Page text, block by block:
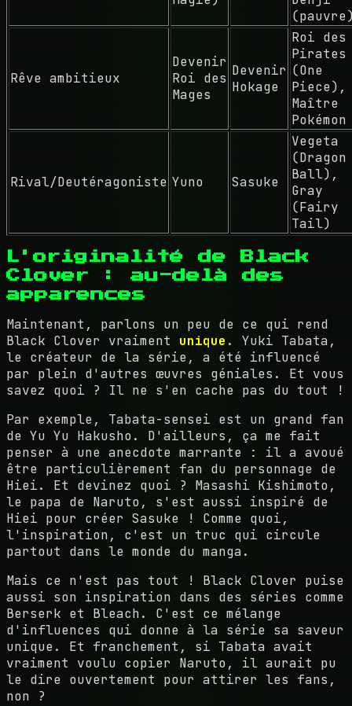
Rêve ambitieux
Devenir
Roi des
Mages
Devenir
Hokage
Roi des
Pirates
(One
Piece),
Maître
Pokémon
Rival/Deutéragoniste Yuno Sasuke
Vegeta
(Dragon
Ball),
Gray
(Fairy
Tail)
L'originalité de Black
Clover : au-delà des
apparences
Maintenant, parlons un peu de ce qui rend
Black Clover vraiment unique . Yuki Tabata,
le créateur de la série, a été influencé
par plein d'autres œuvres géniales. Et vous
savez quoi ? Il ne s'en cache pas du tout !
Par exemple, Tabata-sensei est un grand fan
de Yu Yu Hakusho. D'ailleurs, ça me fait
penser à une anecdote marrante : il a avoué
être particulièrement fan du personnage de
Hiei. Et devinez quoi ? Masashi Kishimoto,
le papa de Naruto, s'est aussi inspiré de
Hiei pour créer Sasuke ! Comme quoi,
l'inspiration, c'est un truc qui circule
partout dans le monde du manga.
Mais ce n'est pas tout ! Black Clover puise
aussi son inspiration dans des séries comme
Berserk et Bleach. C'est ce mélange
d'influences qui donne à la série sa saveur
unique. Et franchement, si Tabata avait
vraiment voulu copier Naruto, il aurait pu
le dire ouvertement pour attirer les fans,
non ?